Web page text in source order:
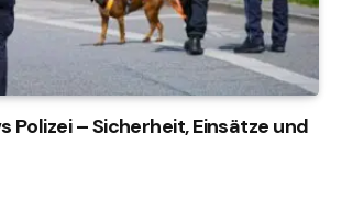
Polizei – Sicherheit, Einsätze und